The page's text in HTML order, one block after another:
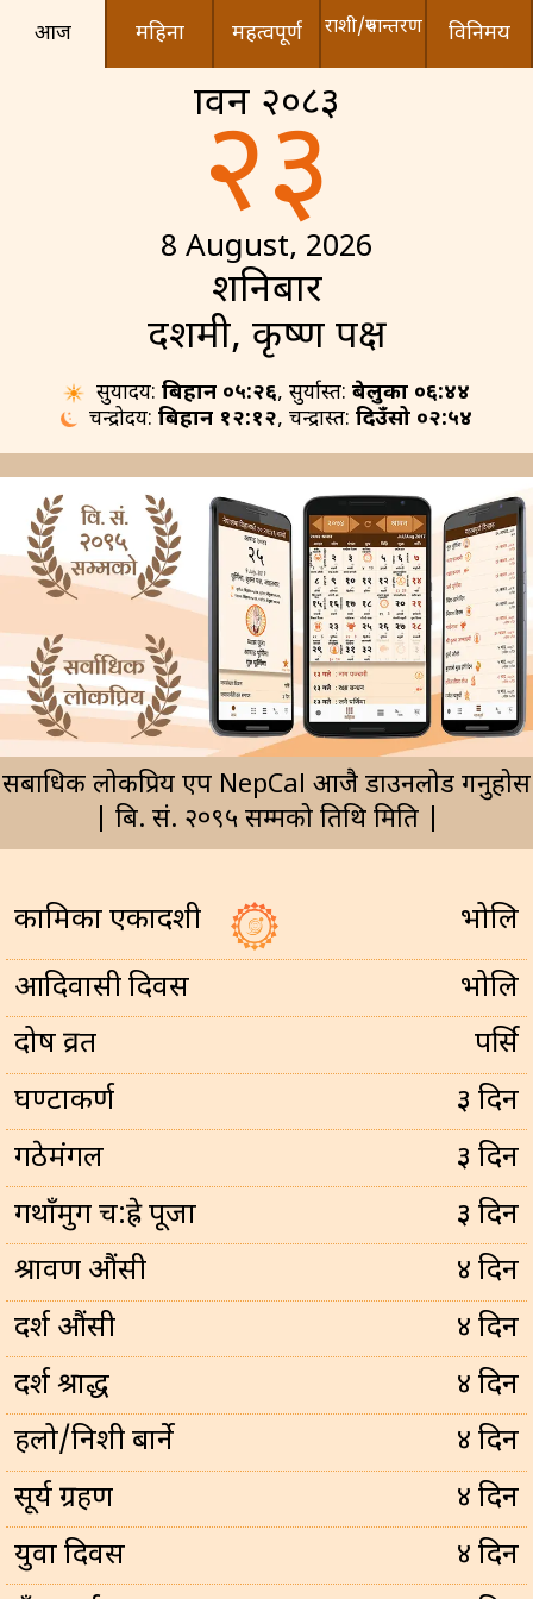
आज महिना महत्वपूर्ण राशी/रुपान्तरण विनिमय
श्रावन २०८३
२३
8 August, 2026
शनिबार
दशमी, कृष्ण पक्ष
सुर्योदय: बिहान ०५:२६, सुर्यास्त: बेलुका ०६:४४
चन्द्रोदय: बिहान १२:१२, चन्द्रास्त: दिउँसो ०२:५४
सर्बाधिक लोकप्रिय एप NepCal आजै डाउनलोड गर्नुहोस
| बि. सं. २०९५ सम्मको तिथि मिति |
कामिका एकादशी
भोलि
आदिवासी दिवस
भोलि
प्रदोष व्रत
पर्सि
घण्टाकर्ण
३ दिन
गठेमंगल
३ दिन
गथाँमुग च:ह्रे पूजा
३ दिन
श्रावण औंसी
४ दिन
दर्श औंसी
४ दिन
दर्श श्राद्ध
४ दिन
हलो/निशी बार्ने
४ दिन
सूर्य ग्रहण
४ दिन
युवा दिवस
४ दिन